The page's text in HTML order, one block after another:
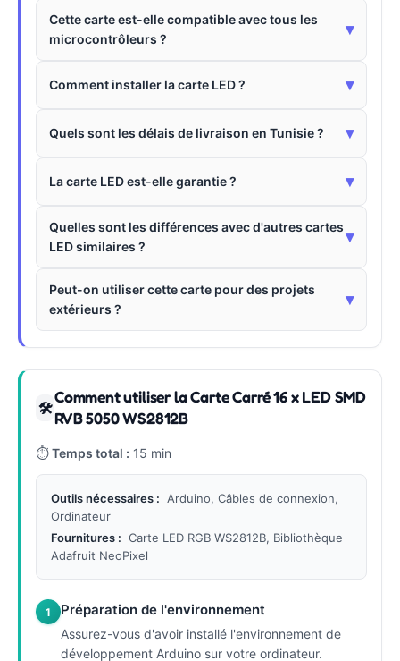
Cette carte est-elle compatible avec tous les
microcontrôleurs ?
▾
Comment installer la carte LED ? ▾
Quels sont les délais de livraison en Tunisie ? ▾
La carte LED est-elle garantie ? ▾
Quelles sont les différences avec d'autres cartes
LED similaires ?
▾
Peut-on utiliser cette carte pour des projets
extérieurs ?
▾
🛠
Comment utiliser la Carte Carré 16 x LED SMD
RVB 5050 WS2812B
⏱Temps total : 15 min
Outils nécessaires :
Arduino, Câbles de connexion,
Ordinateur
Fournitures : Carte LED RGB WS2812B, Bibliothèque
Adafruit NeoPixel
1 Préparation de l'environnement
Assurez-vous d'avoir installé l'environnement de
développement Arduino sur votre ordinateur.